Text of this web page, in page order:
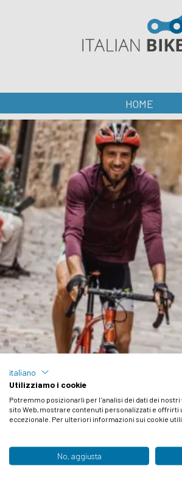
HOME
> >Blog
italiano
Utilizziamo i cookie
Potremmo posizionarli per l'analisi dei dati dei
sito Web, mostrare contenuti personalizzati e offrirti
eccezionale. Per ulteriori informazioni sui cookie
No, aggiusta